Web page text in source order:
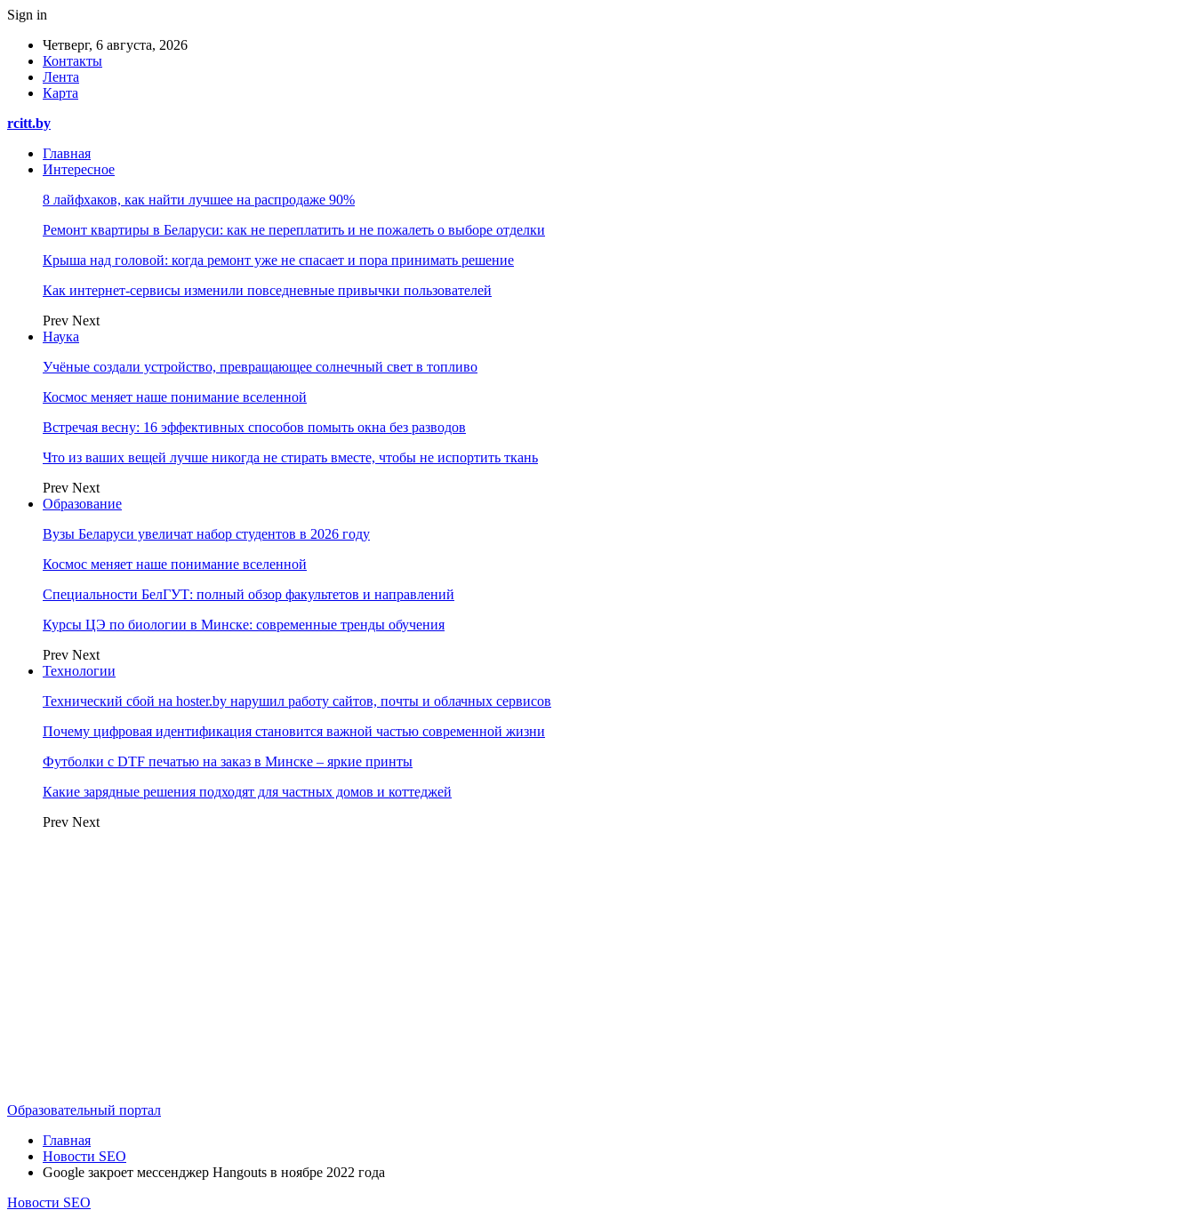
Sign in
Четверг, 6 августа, 2026
Контакты
Лента
Карта
rcitt.by
Главная
Интересное
8 лайфхаков, как найти лучшее на распродаже 90%
Ремонт квартиры в Беларуси: как не переплатить и не пожалеть о выборе отделки
Крыша над головой: когда ремонт уже не спасает и пора принимать решение
Как интернет-сервисы изменили повседневные привычки пользователей
Prev Next
Наука
Учёные создали устройство, превращающее солнечный свет в топливо
Космос меняет наше понимание вселенной
Встречая весну: 16 эффективных способов помыть окна без разводов
Что из ваших вещей лучше никогда не стирать вместе, чтобы не испортить ткань
Prev Next
Образование
Вузы Беларуси увеличат набор студентов в 2026 году
Космос меняет наше понимание вселенной
Специальности БелГУТ: полный обзор факультетов и направлений
Курсы ЦЭ по биологии в Минске: современные тренды обучения
Prev Next
Технологии
Технический сбой на hoster.by нарушил работу сайтов, почты и облачных сервисов
Почему цифровая идентификация становится важной частью современной жизни
Футболки с DTF печатью на заказ в Минске – яркие принты
Какие зарядные решения подходят для частных домов и коттеджей
Prev Next
Образовательный портал
Главная
Новости SEO
Google закроет мессенджер Hangouts в ноябре 2022 года
Новости SEO